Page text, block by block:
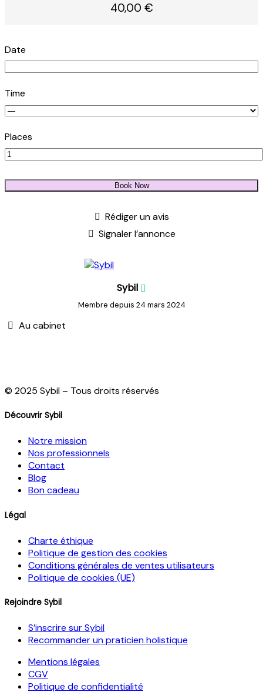
40,00 €
Date
Time
Places
Book Now
Rédiger un avis
Signaler l’annonce
Sybil
Membre depuis 24 mars 2024
Au cabinet
© 2025 Sybil – Tous droits réservés
Découvrir Sybil
Notre mission
Nos professionnels
Contact
Blog
Bon cadeau
Légal
Charte éthique
Politique de gestion des cookies
Conditions générales de ventes utilisateurs
Politique de cookies (UE)
Rejoindre Sybil
S’inscrire sur Sybil
Recommander un praticien holistique
Mentions légales
CGV
Politique de confidentialité